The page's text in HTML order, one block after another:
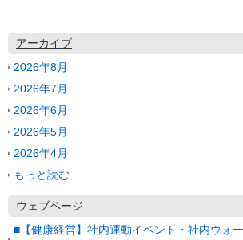
アーカイブ
2026年8月
2026年7月
2026年6月
2026年5月
2026年4月
もっと読む
ウェブページ
■【健康経営】社内運動イベント・社内ウォ